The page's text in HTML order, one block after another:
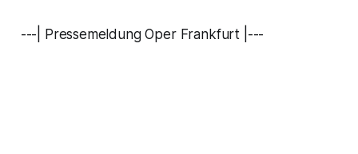
---| Pressemeldung Oper Frankfurt |---